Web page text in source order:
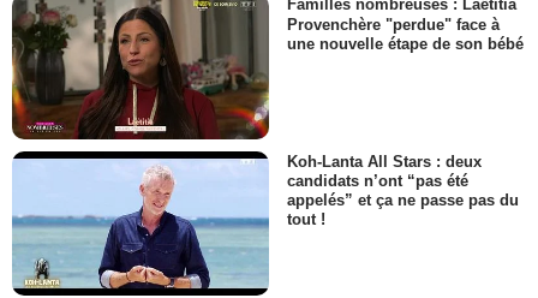
Familles nombreuses : Laëtitia
Provenchère "perdue" face à
une nouvelle étape de son bébé
Koh-Lanta All Stars : deux
candidats n’ont “pas été
appelés” et ça ne passe pas du
tout !